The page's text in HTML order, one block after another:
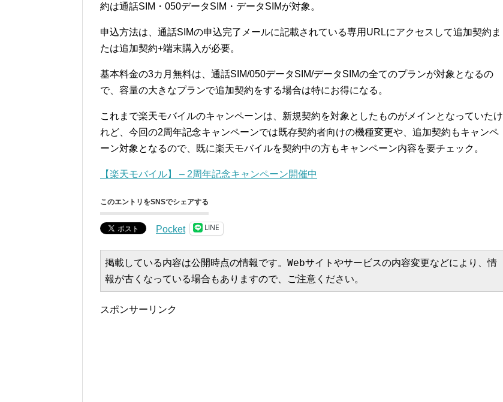
約は通話SIM・050データSIM・データSIMが対象。
申込方法は、通話SIMの申込完了メールに記載されている専用URLにアクセスして追加契約ま
たは追加契約+端末購入が必要。
基本料金の3カ月無料は、通話SIM/050データSIM/データSIMの全てのプランが対象となるの
で、容量の大きなプランで追加契約をする場合は特にお得になる。
これまで楽天モバイルのキャンペーンは、新規契約を対象としたものがメインとなっていたけ
れど、今回の2周年記念キャンペーンでは既存契約者向けの機種変更や、追加契約もキャンペ
ーン対象となるので、既に楽天モバイルを契約中の方もキャンペーン内容を要チェック。
【楽天モバイル】 – 2周年記念キャンペーン開催中
このエントリをSNSでシェアする
Pocket LINE
掲載している内容は公開時点の情報です。Webサイトやサービスの内容変更などにより、情
報が古くなっている場合もありますので、ご注意ください。
スポンサーリンク